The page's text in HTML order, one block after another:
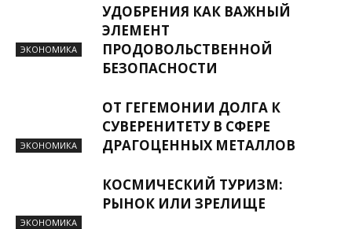
ЭКОНОМИКА
УДОБРЕНИЯ КАК ВАЖНЫЙ
ЭЛЕМЕНТ
ПРОДОВОЛЬСТВЕННОЙ
БЕЗОПАСНОСТИ
ЭКОНОМИКА
ОТ ГЕГЕМОНИИ ДОЛГА К
СУВЕРЕНИТЕТУ В СФЕРЕ
ДРАГОЦЕННЫХ МЕТАЛЛОВ
ЭКОНОМИКА
КОСМИЧЕСКИЙ ТУРИЗМ:
РЫНОК ИЛИ ЗРЕЛИЩЕ